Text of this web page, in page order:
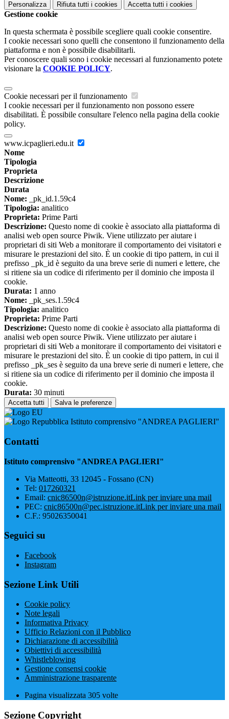
Personalizza Rifiuta tutti i cookies Accetta tutti i cookies
Gestione cookie
In questa schermata è possibile scegliere quali cookie consentire.
I cookie necessari sono quelli che consentono il funzionamento della
piattaforma e non è possibile disabilitarli.
Per conoscere quali sono i cookie necessari al funzionamento potete
visionare la COOKIE POLICY.
Cookie necessari per il funzionamento
I cookie necessari per il funzionamento non possono essere
disabilitati. È possibile consultare l'elenco nella pagina della cookie
policy.
www.icpaglieri.edu.it
Nome
Tipologia
Proprieta
Descrizione
Durata
Nome: _pk_id.1.59c4
Tipologia: analitico
Proprieta: Prime Parti
Descrizione: Questo nome di cookie è associato alla piattaforma di
analisi web open source Piwik. Viene utilizzato per aiutare i
proprietari di siti Web a monitorare il comportamento dei visitatori e
misurare le prestazioni del sito. È un cookie di tipo pattern, in cui il
prefisso _pk_id è seguito da una breve serie di numeri e lettere, che
si ritiene sia un codice di riferimento per il dominio che imposta il
cookie.
Durata: 1 anno
Nome: _pk_ses.1.59c4
Tipologia: analitico
Proprieta: Prime Parti
Descrizione: Questo nome di cookie è associato alla piattaforma di
analisi web open source Piwik. Viene utilizzato per aiutare i
proprietari di siti Web a monitorare il comportamento dei visitatori e
misurare le prestazioni del sito. È un cookie di tipo pattern, in cui il
prefisso _pk_ses è seguito da una breve serie di numeri e lettere, che
si ritiene sia un codice di riferimento per il dominio che imposta il
cookie.
Durata: 30 minuti
Accetta tutti Salva le preferenze
Istituto comprensivo "ANDREA PAGLIERI"
Contatti
Istituto comprensivo "ANDREA PAGLIERI"
Via Matteotti, 33 12045 - Fossano (CN)
Tel: 017260321
Email: cnic86500n@istruzione.itLink per inviare una mail
PEC: cnic86500n@pec.istruzione.itLink per inviare una mail
C.F.: 95026350041
Seguici su
Facebook
Instagram
Sezione Link Utili
Cookie policy
Note legali
Informativa Privacy
Ufficio Relazioni con il Pubblico
Dichiarazione di accessibilità
Obiettivi di accessibilità
Whistleblowing
Gestione consensi cookie
Amministrazione trasparente
Pagina visualizzata 305 volte
Sezione Copyright